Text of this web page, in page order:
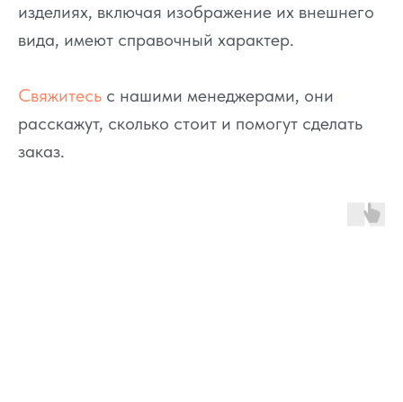
изделиях, включая изображение их внешнего
вида, имеют справочный характер.
Свяжитесь с нашими менеджерами, они
расскажут, сколько стоит и помогут сделать
заказ.